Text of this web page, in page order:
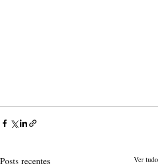
Posts recentes Ver tudo